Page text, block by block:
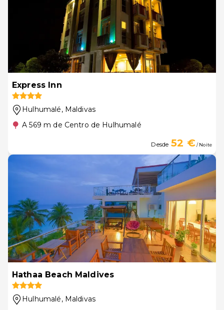
Express Inn
Hulhumalé, Maldivas
A 569 m de Centro de Hulhumalé
Desde 52 €/ Noite
Hathaa Beach Maldives
Hulhumalé, Maldivas